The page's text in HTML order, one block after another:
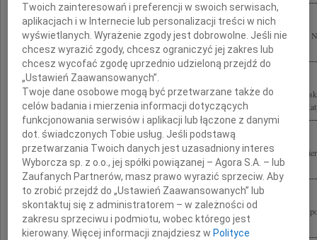
Tragiczne chwile pod Smoleńskiem pogrążyły Naród Polski w cierpieniu i żałobie.
rozmiarze strata tylu wybitnych Osób, wśród których los naznaczył...
Jesteśmy głęboko poruszeni tragiczną śmiercią Prezydenta RP Pana Lecha
Kaczyńskiej oraz wszystkich Uczestników dramatycznie przerwanej podróży do
Wstrząśnięci tragedią, jaka dotknęła Polskę, łączymy się w bólu i modlitwie po
Prezydenta Rzeczypospolitej Polskiej i Jego Małżonki Marii Kaczyńskiej oraz...
Społeczność chińska, głęboko poruszona tragiczną śmiercią Prezydenta
Kaczyńskiego Jego Żony Pani Marii Kaczyńskiej oraz Wszystkich Osób które...
Twoich zainteresowań i preferencji w swoich serwisach,
aplikacjach i w Internecie lub personalizacji treści w nich
wyświetlanych. Wyrażenie zgody jest dobrowolne. Jeśli nie
chcesz wyrazić zgody, chcesz ograniczyć jej zakres lub
chcesz wycofać zgodę uprzednio udzieloną przejdź do
„Ustawień Zaawansowanych”.
Twoje dane osobowe mogą być przetwarzane także do
celów badania i mierzenia informacji dotyczących
funkcjonowania serwisów i aplikacji lub łączone z danymi
dot. świadczonych Tobie usług. Jeśli podstawą
przetwarzania Twoich danych jest uzasadniony interes
Wyborcza sp. z o.o., jej spółki powiązanej – Agora S.A. – lub
Zaufanych Partnerów, masz prawo wyrazić sprzeciw. Aby
to zrobić przejdź do „Ustawień Zaawansowanych” lub
skontaktuj się z administratorem – w zależności od
zakresu sprzeciwu i podmiotu, wobec którego jest
kierowany. Więcej informacji znajdziesz w Polityce